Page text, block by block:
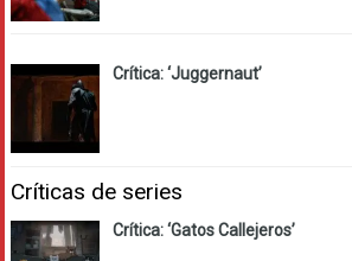
Crítica: ‘Juggernaut’
Críticas de series
Crítica: ‘Gatos Callejeros’